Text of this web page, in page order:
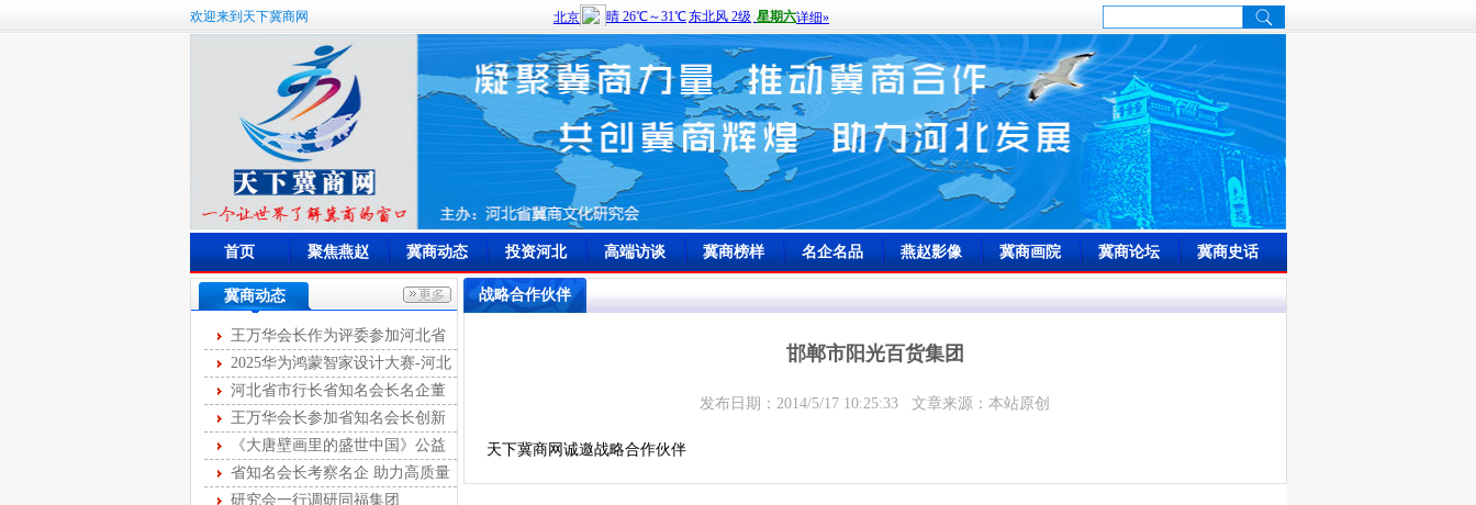
欢迎来到天下冀商网
首页 聚焦燕赵 冀商动态 投资河北 高端访谈 冀商榜样 名企名品 燕赵影像 冀商画院 冀商论坛 冀商史话
战略合作伙伴
邯郸市阳光百货集团
发布日期：2014/5/17 10:25:33 文章来源：本站原创
天下冀商网诚邀战略合作伙伴
冀商动态
王万华会长作为评委参加河北省
首届燕赵女主播大赛
2025华为鸿蒙智家设计大赛-河北
站开幕
河北省市行长省知名会长名企董
事长第十次圆桌峰会成功举办
王万华会长参加省知名会长创新
服务第35次联席会
《大唐壁画里的盛世中国》公益
讲座举办
省知名会长考察名企 助力高质量
发展研究会一行调研同福集团